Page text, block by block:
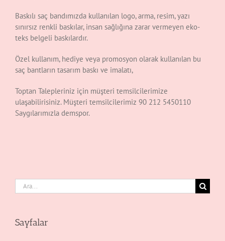
Baskılı saç bandımızda kullanılan logo, arma, resim, yazı
sınırsız renkli baskılar, insan sağlığına zarar vermeyen eko-
teks belgeli baskılardır.
Özel kullanım, hediye veya promosyon olarak kullanılan bu
saç bantların tasarım baskı ve imalatı,
Toptan Talepleriniz için müşteri temsilcilerimize
ulaşabilirisiniz. Müşteri temsilcilerimiz 90 212 5450110
Saygılarımızla demspor.
Ara:
Sayfalar